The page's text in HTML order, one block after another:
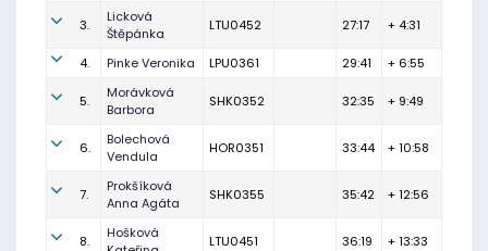
3.
Licková
Štěpánka
LTU0452 27:17 + 4:31
4. Pinke Veronika LPU0361 29:41 + 6:55
5.
Morávková
Barbora
SHK0352 32:35 + 9:49
6.
Bolechová
Vendula
HOR0351 33:44 + 10:58
7.
Prokšíková
Anna Agáta
SHK0355 35:42 + 12:56
8.
Hošková
LTU0451 36:19 + 13:33